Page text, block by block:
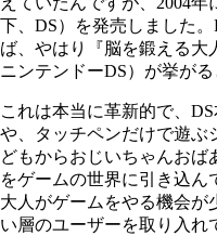
下、DS）を発売しました
ば、やはり『脳を鍛える大
ニンテンドーDS）が挙がる
これは本当に革新的で、
や、タッチペンだけで遊ぶ
どもからおじいちゃんおば
をゲームの世界に引き込ん
大人がゲームをやる機会が
い層のユーザーを取り入れ